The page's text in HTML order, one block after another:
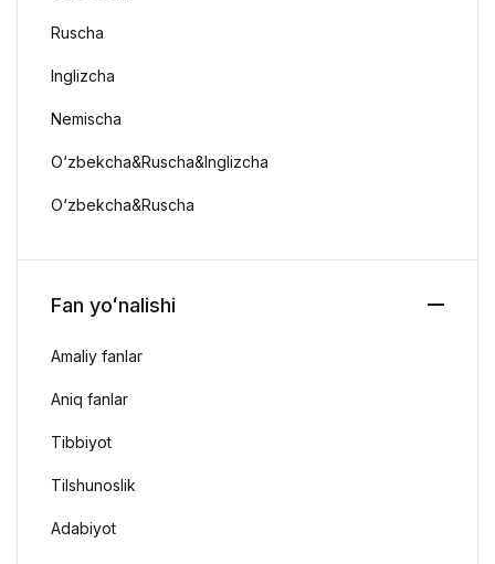
Ruscha
Inglizcha
Nemischa
O‘zbekcha&Ruscha&Inglizcha
O‘zbekcha&Ruscha
Fan yoʻnalishi
Amaliy fanlar
Aniq fanlar
Tibbiyot
Tilshunoslik
Adabiyot